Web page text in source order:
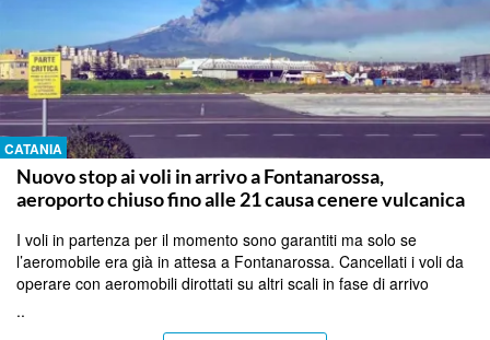
CATANIA
Nuovo stop ai voli in arrivo a Fontanarossa,
aeroporto chiuso fino alle 21 causa cenere vulcanica
I voli in partenza per il momento sono garantiti ma solo se
l’aeromobile era già in attesa a Fontanarossa. Cancellati i voli da
operare con aeromobili dirottati su altri scali in fase di arrivo
..